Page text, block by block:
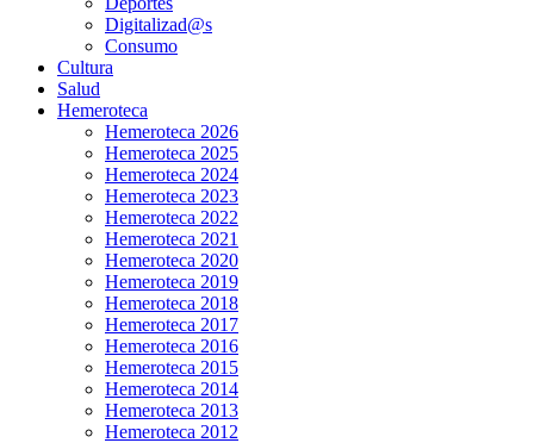
Digitalizad@s
Consumo
Cultura
Salud
Hemeroteca
Hemeroteca 2026
Hemeroteca 2025
Hemeroteca 2024
Hemeroteca 2023
Hemeroteca 2022
Hemeroteca 2021
Hemeroteca 2020
Hemeroteca 2019
Hemeroteca 2018
Hemeroteca 2017
Hemeroteca 2016
Hemeroteca 2015
Hemeroteca 2014
Hemeroteca 2013
Hemeroteca 2012